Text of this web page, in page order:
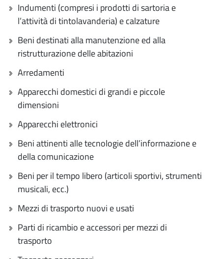
Indumenti (compresi i prodotti di sartoria e
l’attività di tintolavanderia) e calzature
Beni destinati alla manutenzione ed alla
ristrutturazione delle abitazioni
Arredamenti
Apparecchi domestici di grandi e piccole
dimensioni
Apparecchi elettronici
Beni attinenti alle tecnologie dell’informazione e
della comunicazione
Beni per il tempo libero (articoli sportivi, strumenti
musicali, ecc.)
Mezzi di trasporto nuovi e usati
Parti di ricambio e accessori per mezzi di
trasporto